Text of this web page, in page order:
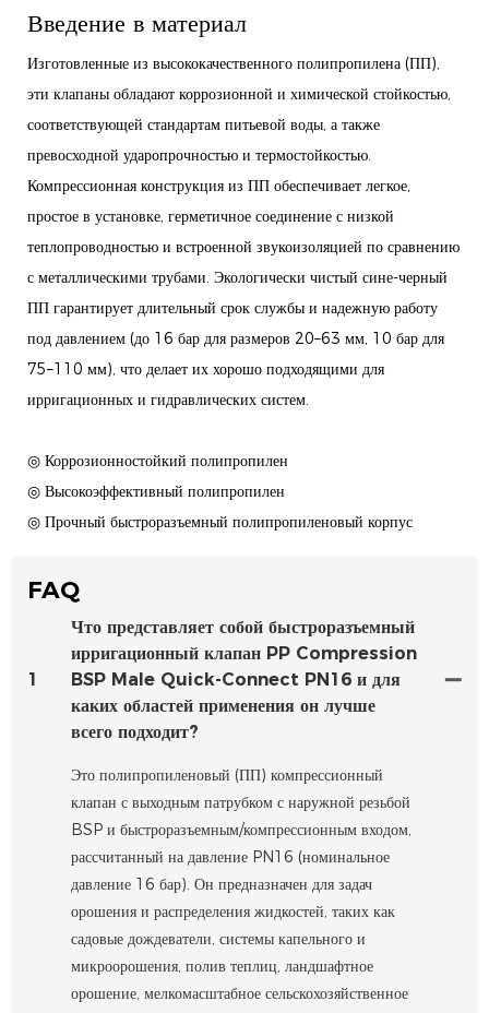
Введение в материал
Изготовленные из высококачественного полипропилена (ПП),
эти клапаны обладают коррозионной и химической стойкостью,
соответствующей стандартам питьевой воды, а также
превосходной ударопрочностью и термостойкостью.
Компрессионная конструкция из ПП обеспечивает легкое,
простое в установке, герметичное соединение с низкой
теплопроводностью и встроенной звукоизоляцией по сравнению
с металлическими трубами. Экологически чистый сине-черный
ПП гарантирует длительный срок службы и надежную работу
под давлением (до 16 бар для размеров 20–63 мм, 10 бар для
75–110 мм), что делает их хорошо подходящими для
ирригационных и гидравлических систем.
◎ Коррозионностойкий полипропилен
◎ Высокоэффективный полипропилен
◎ Прочный быстроразъемный полипропиленовый корпус
FAQ
1
Что представляет собой быстроразъемный
ирригационный клапан PP Compression
BSP Male Quick-Connect PN16 и для
каких областей применения он лучше
всего подходит?
Это полипропиленовый (ПП) компрессионный
клапан с выходным патрубком с наружной резьбой
BSP и быстроразъемным/компрессионным входом,
рассчитанный на давление PN16 (номинальное
давление 16 бар). Он предназначен для задач
орошения и распределения жидкостей, таких как
садовые дождеватели, системы капельного и
микроорошения, полив теплиц, ландшафтное
орошение, мелкомасштабное сельскохозяйственное